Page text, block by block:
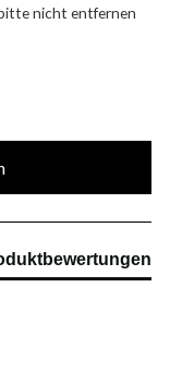
nicht entfernen